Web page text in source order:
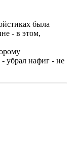
была
- в этом,
убрал нафиг - не